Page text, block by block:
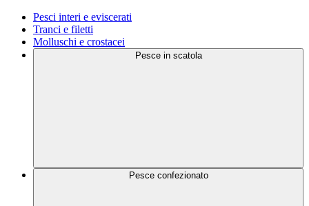
Pesci interi e eviscerati
Tranci e filetti
Molluschi e crostacei
Pesce in scatola
Pesce confezionato